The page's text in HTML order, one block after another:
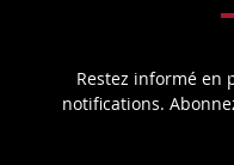
Restez informé en
notifications.